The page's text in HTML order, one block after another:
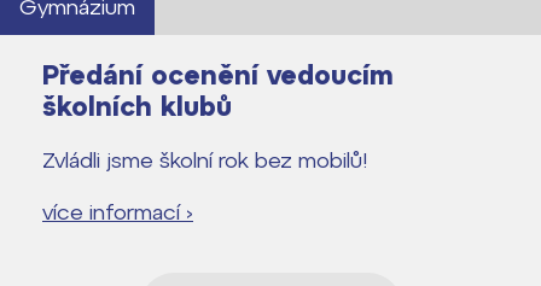
Gymnázium
Předání ocenění vedoucím
školních klubů
Zvládli jsme školní rok bez mobilů!
více informací ›